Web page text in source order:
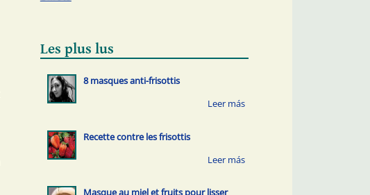
Les plus lus
8 masques anti-frisottis
Recette contre les frisottis
Masque au miel et fruits pour lisser